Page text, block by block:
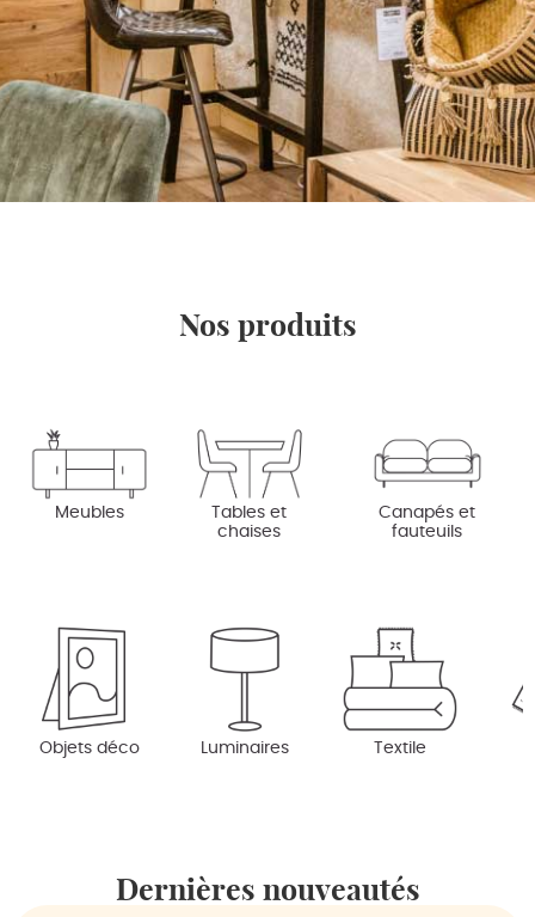
Nos produits
Meubles
Tables et
chaises
Canapés et
fauteuils
Objets déco Luminaires Textile
Dernières nouveautés